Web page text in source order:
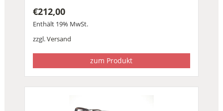
€212,00
Enthält 19% MwSt.
zzgl.Versand
zum Produkt